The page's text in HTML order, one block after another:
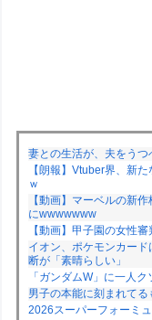
妻との生活が、夫をう
【朗報】Vtuber界、新
ｗ
【動画】マーベルの新
にwwwwwww
【動画】甲子園の女性
イオン、ポケモンカー
断が「素晴らしい」
「ガンダムW」に一人
男子の本能に刻まれて
2026スーパーフォーミ